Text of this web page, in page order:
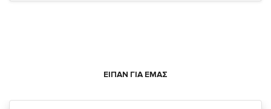
ΕΙΠΑΝ ΓΙΑ ΕΜΑΣ